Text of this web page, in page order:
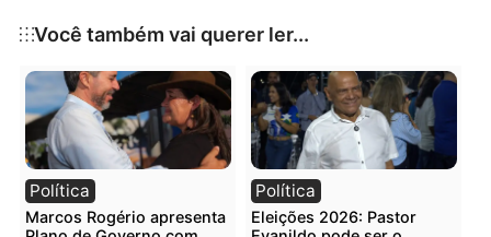
garantir a segurança da população e o cumprimento
Publicidade
Categorias
Polícia